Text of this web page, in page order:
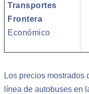
Transportes
Frontera
Económico
Los precios mostrados
línea de autobuses en